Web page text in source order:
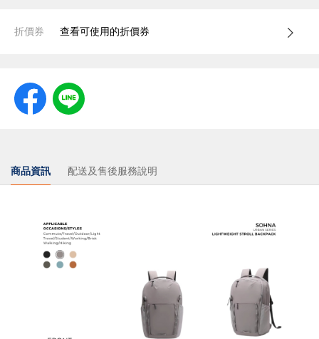
折價券 查看可使用的折價券
商品資訊 配送及售後服務說明